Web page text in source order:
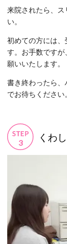
来院されたら、ス
い。
初めての方には、
す。お手数です
願いいたします。
書き終わったら
でお待ちください。
くわ